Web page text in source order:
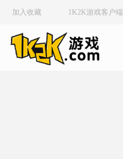
加入收藏 1K2K游戏客户端